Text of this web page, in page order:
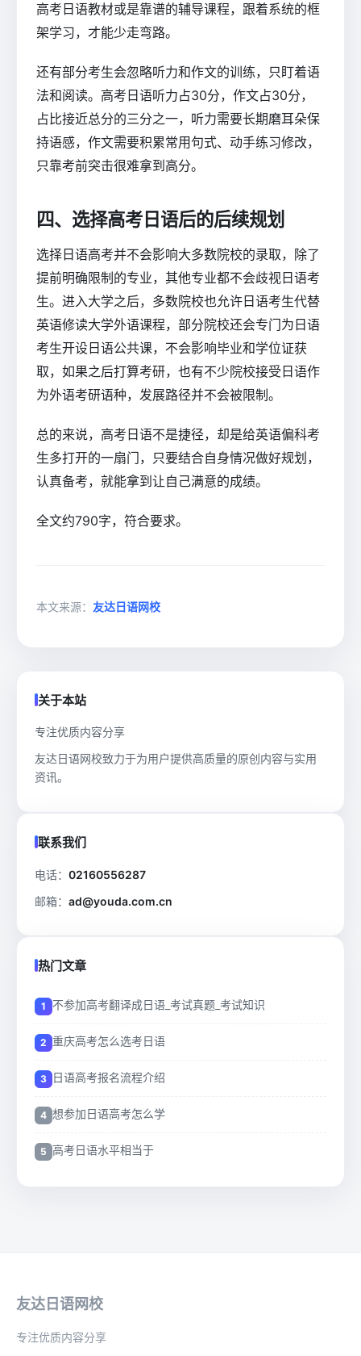
高考日语教材或是靠谱的辅导课程，跟着系统的框
架学习，才能少走弯路。
还有部分考生会忽略听力和作文的训练，只盯着语
法和阅读。高考日语听力占30分，作文占30分，
占比接近总分的三分之一，听力需要长期磨耳朵保
持语感，作文需要积累常用句式、动手练习修改，
只靠考前突击很难拿到高分。
四、选择高考日语后的后续规划
选择日语高考并不会影响大多数院校的录取，除了
提前明确限制的专业，其他专业都不会歧视日语考
生。进入大学之后，多数院校也允许日语考生代替
英语修读大学外语课程，部分院校还会专门为日语
考生开设日语公共课，不会影响毕业和学位证获
取，如果之后打算考研，也有不少院校接受日语作
为外语考研语种，发展路径并不会被限制。
总的来说，高考日语不是捷径，却是给英语偏科考
生多打开的一扇门，只要结合自身情况做好规划，
认真备考，就能拿到让自己满意的成绩。
全文约790字，符合要求。
本文来源： 友达日语网校
关于本站
专注优质内容分享
友达日语网校致力于为用户提供高质量的原创内容与实用
资讯。
联系我们
电话： 02160556287
邮箱： ad@youda.com.cn
热门文章
不参加高考翻译成日语_考试真题_考试知识
重庆高考怎么选考日语
日语高考报名流程介绍
想参加日语高考怎么学
高考日语水平相当于
友达日语网校
专注优质内容分享